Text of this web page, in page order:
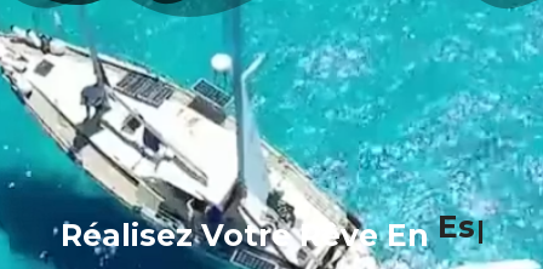
Réalisez Votre Rêve En
Espagne